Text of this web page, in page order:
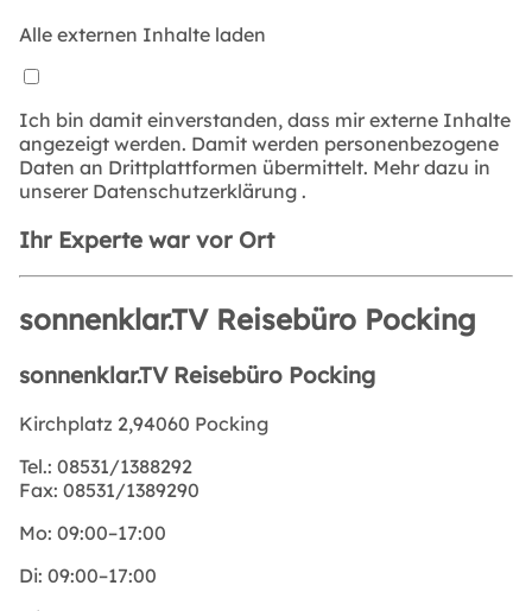
Alle externen Inhalte laden
Ich bin damit einverstanden, dass mir externe Inhalte
angezeigt werden. Damit werden personenbezogene
Daten an Drittplattformen übermittelt. Mehr dazu in
unserer Datenschutzerklärung .
Ihr Experte war vor Ort
sonnenklar.TV Reisebüro Pocking
sonnenklar.TV Reisebüro Pocking
Kirchplatz 2,94060 Pocking
Tel.: 08531/1388292
Fax: 08531/1389290
Mo: 09:00–17:00
Di: 09:00–17:00